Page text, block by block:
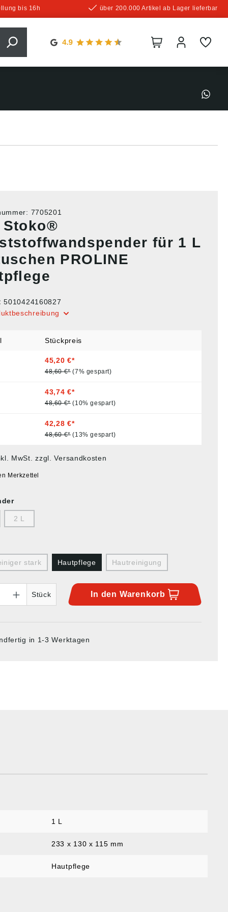
bis 16h über 200.000 Artikel ab Lager lieferbar
7705201
Stoko®
für 1 L
PROLINE
5010424160827
Stückpreis
45,20 €*
48,60 €* (7% gespart)
43,74 €*
48,60 €* (10% gespart)
42,28 €*
48,60 €* (13% gespart)
MwSt. zzgl. Versandkosten
Merkzettel
2 L
stark Hautpflege Hautreinigung
Stück
In den Warenkorb
in 1-3 Werktagen
1 L
233 x 130 x 115 mm
Hautpflege